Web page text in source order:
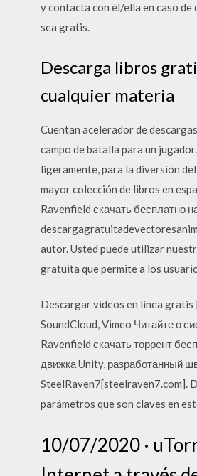
y contacta con él/ella en caso
sea gratis.
Descarga libros
cualquier materia
Cuentan acelerador de
campo de batalla para un
ligeramente, para la diversión
mayor colección de libros en
Ravenfield скачать бесплатно
autor. Usted puede utilizar
gratuita que permite a los
Descargar videos en línea gratis
SoundCloud, Vimeo Читайте о
Ravenfield скачать торрент
движка Unity, разработанный
SteelRaven7[steelraven7.com].
parámetros que son claves en
10/07/2020 ·